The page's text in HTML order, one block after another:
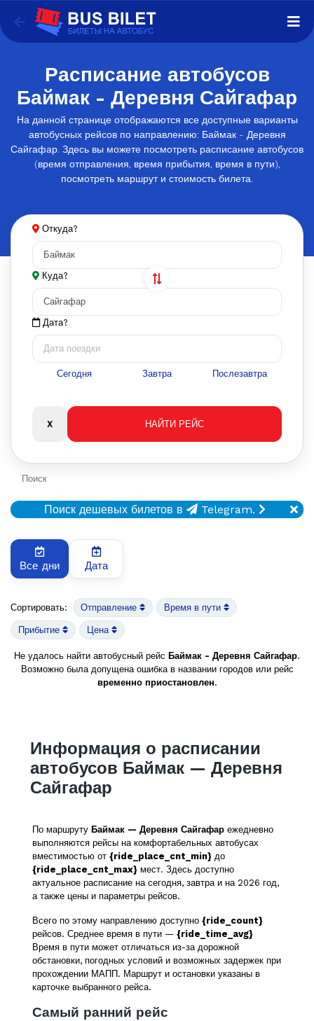
Расписание автобусов
Баймак - Деревня Сайгафар
На данной странице отображаются все доступные варианты
автобусных рейсов по направлению: Баймак - Деревня
Сайгафар. Здесь вы можете посмотреть расписание автобусов
(время отправления, время прибытия, время в пути),
посмотреть маршрут и стоимость билета.
Откуда?
Куда?
Дата?
Сегодня Завтра Послезавтра
Поиск
Поиск дешевых билетов в Telegram.
Все дни Дата
Сортировать: Отправление Время в пути
Прибытие Цена
Не удалось найти автобусный рейс Баймак - Деревня Сайгафар.
Возможно была допущена ошибка в названии городов или рейс
временно приостановлен.
Информация о расписании
автобусов Баймак — Деревня
Сайгафар
По маршруту Баймак — Деревня Сайгафар ежедневно
выполняются рейсы на комфортабельных автобусах
вместимостью от {ride_place_cnt_min} до
{ride_place_cnt_max} мест. Здесь доступно
актуальное расписание на сегодня, завтра и на 2026 год,
а также цены и параметры рейсов.
Всего по этому направлению доступно {ride_count}
рейсов. Среднее время в пути — {ride_time_avg}
Время в пути может отличаться из-за дорожной
обстановки, погодных условий и возможных задержек при
прохождении МАПП. Маршрут и остановки указаны в
карточке выбранного рейса.
Самый ранний рейс